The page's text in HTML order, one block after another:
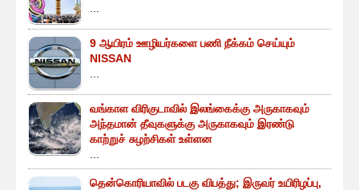
9 ஆயிரம் ஊழியர்களை பணி நீக்கம் செய்யும்
NISSAN
வங்காள விரிகுடாவில் இலங்கைக்கு அருகாகவும்
அந்தமான் தீவுகளுக்கு அருகாகவும் இரண்டு
காற்றுச் சுழற்சிகள் உள்ளன
தென்கொரியாவில் படகு விபத்து; இருவர் உயிரிழப்பு,